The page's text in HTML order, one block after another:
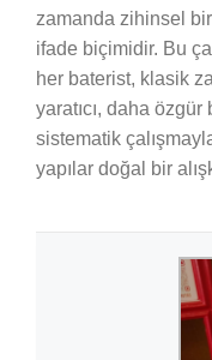
zamanda zihinsel
ifade biçimidir. Bu
her baterist, klasik
yaratıcı, daha özgür
sistematik
yapılar doğal bir